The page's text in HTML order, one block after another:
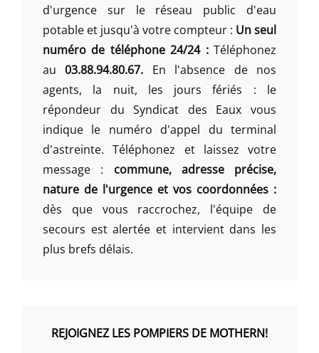
d'urgence sur le réseau public d'eau
potable et jusqu'à votre compteur : Un seul
numéro de téléphone 24/24 :Téléphonez
au03.88.94.80.67. En l'absence de nos
agents, la nuit, les jours fériés : le
répondeur du Syndicat des Eaux vous
indique le numéro d'appel du terminal
d'astreinte. Téléphonez et laissez votre
message : commune, adresse précise,
nature de l'urgence et vos coordonnées :
dès que vous raccrochez, l'équipe de
secours est alertée et intervient dans les
plus brefs délais.
REJOIGNEZ LES POMPIERS DE MOTHERN!